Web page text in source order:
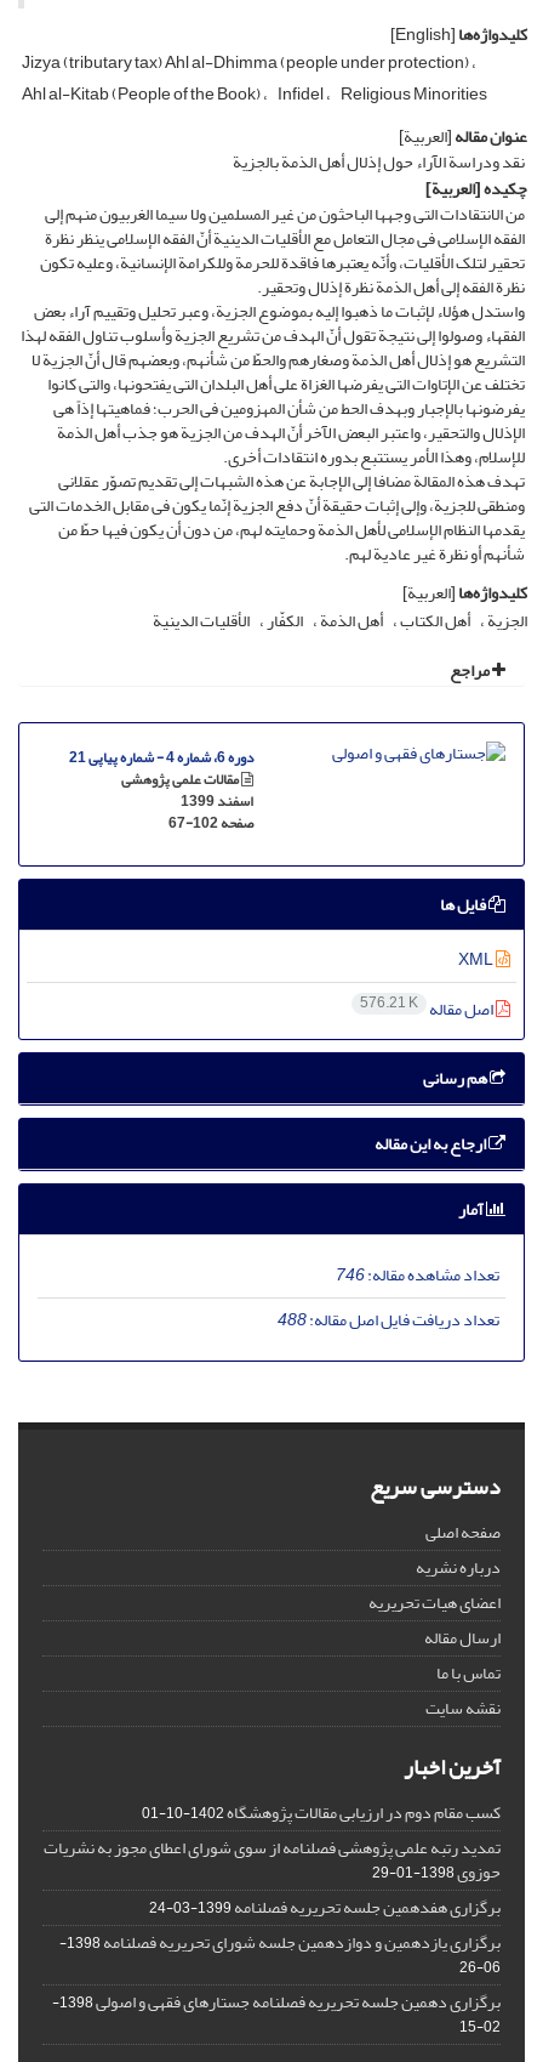
کلیدواژه‌ها[English]
Jizya (tributary tax) Ahl al-Dhimma (people under protection)
Ahl al-Kitab (People of the Book) Infidel Religious Minorities
عنوان مقاله[العربیة]
نقد ودراسة الآراء حول إذلال أهل الذمة بالجزیة
چکیده[العربیة]
من الانتقادات التی وجهها الباحثون من غیر المسلمین ولا سیما الغربیون منهم إلى
الفقه الإسلامی فی مجال التعامل مع الأقلیات الدینیة أنّ الفقه الإسلامی ینظر نظرة
تحقیر لتلک الأقلیات، وأنّه یعتبرها فاقدة للحرمة وللکرامة الإنسانیة، وعلیه تکون
نظرة الفقه إلى أهل الذمة نظرة إذلال وتحقیر.
واستدل هؤلاء لإثبات ما ذهبوا إلیه بموضوع الجزیة، وعبر تحلیل وتقییم آراء بعض
الفقهاء وصولوا إلى نتیجة تقول أنّ الهدف من تشریع الجزیة وأسلوب تناول الفقه لهذا
التشریع هو إذلال أهل الذمة وصغارهم والحطّ من شأنهم، وبعضهم قال أنّ الجزیة لا
تختلف عن الإتاوات التی یفرضها الغزاة على أهل البلدان التی یفتحونها، والتی کانوا
یفرضونها بالإجبار وبهدف الحط من شأن المهزومین فی الحرب؛ فماهیتها إذاً هی
الإذلال والتحقیر، واعتبر البعض الآخر أنّ الهدف من الجزیة هو جذب أهل الذمة
للإسلام، وهذا الأمر یستتبع بدوره انتقادات أخرى.
تهدف هذه المقالة مضافا إلى الإجابة عن هذه الشبهات إلى تقدیم تصوّر عقلانی
ومنطقی للجزیة، وإلى إثبات حقیقة أنّ دفع الجزیة إنّما یکون فی مقابل الخدمات التی
یقدمها النظام الإسلامی لأهل الذمة وحمایته لهم، من دون أن یکون فیها حطّ من
شأنهم أو نظرة غیر عادیة لهم.
کلیدواژه‌ها[العربیة]
الجزیة أهل الکتاب أهل الذمة الکفّار الأقلیات الدینیة
مراجع
دوره 6، شماره 4 - شماره پیاپی 21
مقالات علمی پژوهشی
اسفند 1399
صفحه67-102
فایل ها
اصل مقاله 576.21 K
هم رسانی
ارجاع به این مقاله
آمار
تعداد مشاهده مقاله:746
تعداد دریافت فایل اصل مقاله:488
دسترسی سریع
صفحه اصلی
درباره نشریه
اعضای هیات تحریریه
ارسال مقاله
تماس با ما
نقشه سایت
آخرین اخبار
کسب مقام دوم در ارزیابی مقالات پژوهشگاه1402-10-01
تمدید رتبه علمی پژوهشی فصلنامه از سوی شورای اعطای مجوز به نشریات
حوزوی1398-01-29
برگزاری هفدهمین جلسه تحریریه فصلنامه1399-03-24
برگزاری یازدهمین و دوازدهمین جلسه شورای تحریریه فصلنامه
1398-
06-26
برگزاری دهمین جلسه تحریریه فصلنامه جستارهای فقهی و اصولی
1398-
02-15